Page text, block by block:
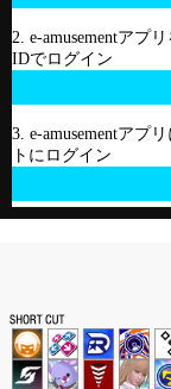
2. e-amusementアプ
IDでログイン
3. e-amusementアプ
トにログイン